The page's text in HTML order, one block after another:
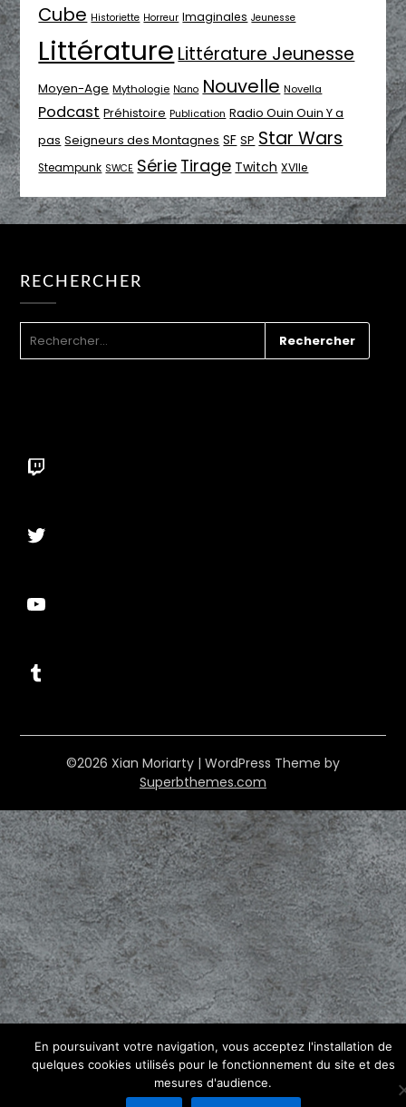
Cube Historiette Horreur Imaginales Jeunesse
Littérature Littérature Jeunesse
Moyen-Age Mythologie Nano Nouvelle Novella
Podcast Préhistoire Publication Radio Ouin Ouin Y a
pas Seigneurs des Montagnes SF SP Star Wars
Steampunk SWCE Série Tirage Twitch XVIIe
RECHERCHER
Twitch
Twitter
YouTube
Tumblr
©2026 Xian Moriarty | WordPress Theme by
Superbthemes.com
En poursuivant votre navigation, vous acceptez l'installation de
quelques cookies utilisés pour le fonctionnement du site et des
mesures d'audience.